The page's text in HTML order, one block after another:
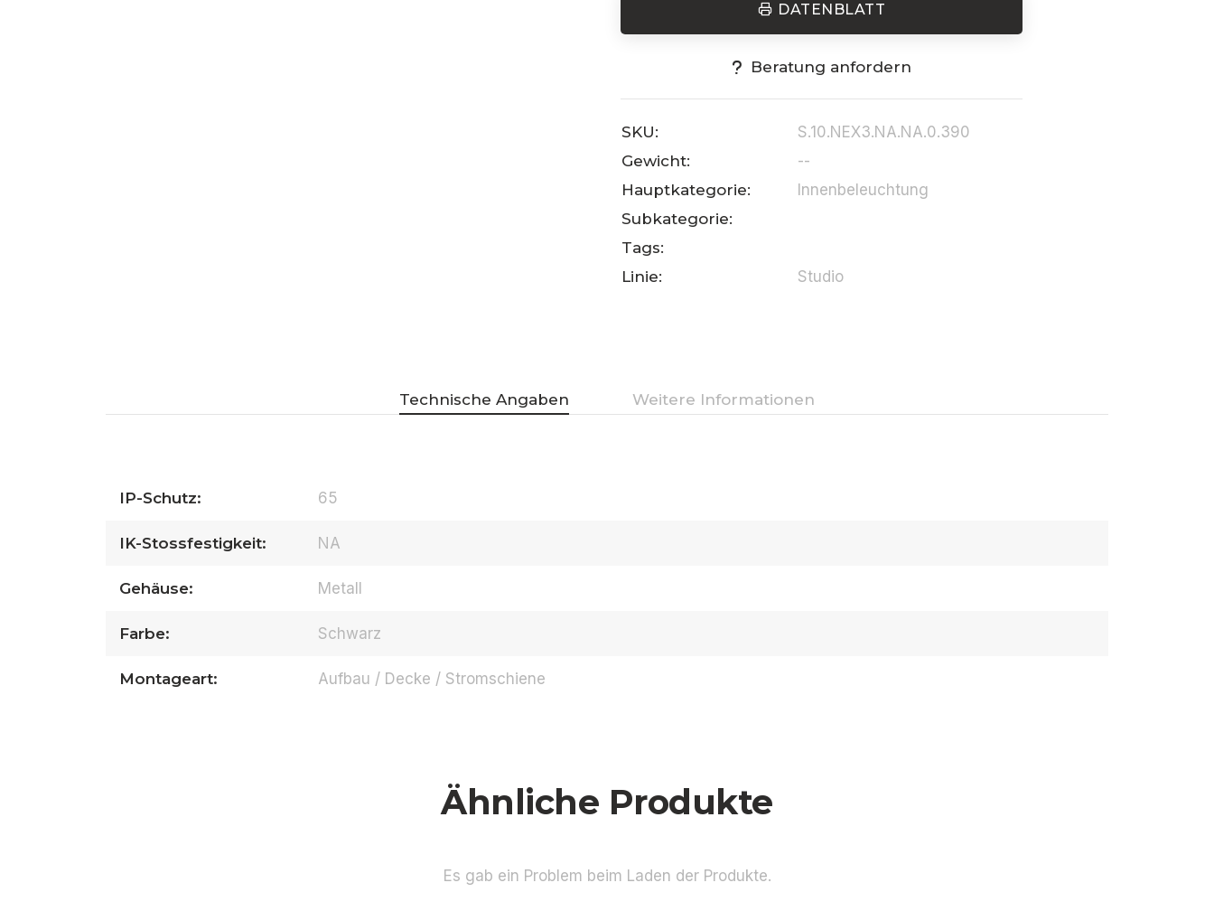
DATENBLATT
Beratung anfordern
SKU:
S.10.NEX3.NA.NA.0.390
Gewicht:
--
Hauptkategorie:
Innenbeleuchtung
Subkategorie:
Tags:
Linie:
Studio
Technische Angaben Weitere Informationen
IP-Schutz: 65
IK-Stossfestigkeit: NA
Gehäuse: Metall
Farbe: Schwarz
Montageart: Aufbau / Decke / Stromschiene
Ähnliche Produkte
Es gab ein Problem beim Laden der Produkte.